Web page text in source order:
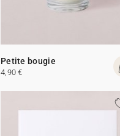
Petite bougie
4,90 €